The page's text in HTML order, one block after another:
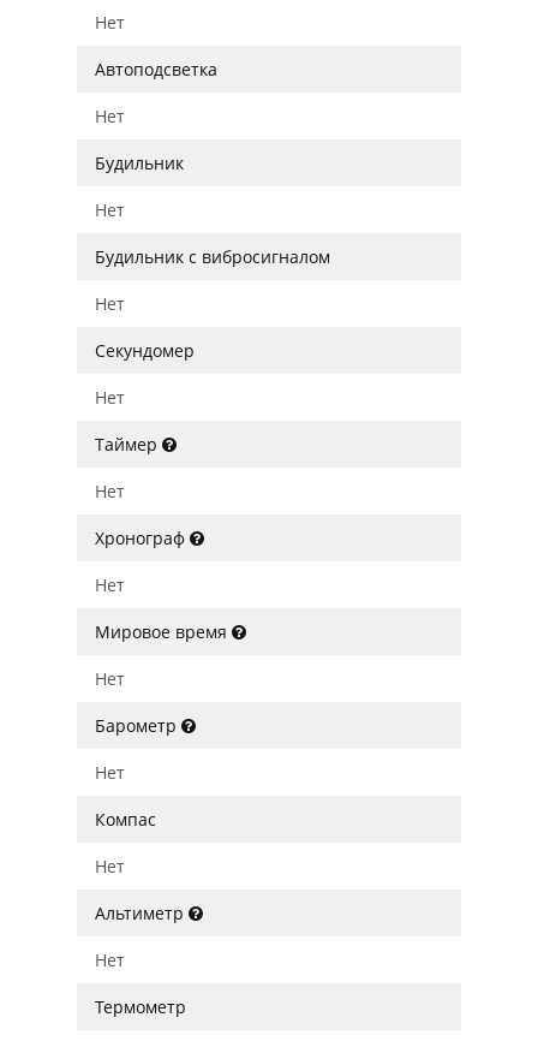
Нет
Автоподсветка
Нет
Будильник
Нет
Будильник с вибросигналом
Нет
Секундомер
Нет
Таймер
Нет
Хронограф
Нет
Мировое время
Нет
Барометр
Нет
Компас
Нет
Альтиметр
Нет
Термометр